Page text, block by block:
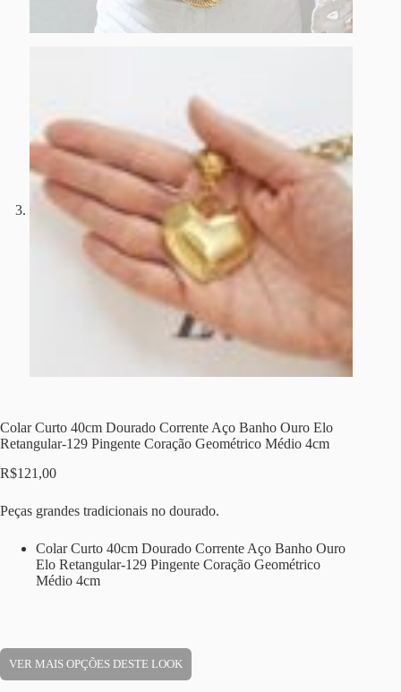
Colar Curto 40cm Dourado Corrente Aço Banho Ouro Elo
Retangular-129 Pingente Coração Geométrico Médio 4cm
R$121,00
Peças grandes tradicionais no dourado.
Colar Curto 40cm Dourado Corrente Aço Banho Ouro
Elo Retangular-129 Pingente Coração Geométrico
Médio 4cm
VER MAIS OPÇÕES DESTE LOOK